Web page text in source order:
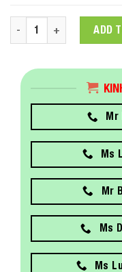
Màn hình Dell ADD
Mr
Ms
Mr
Ms
Ms